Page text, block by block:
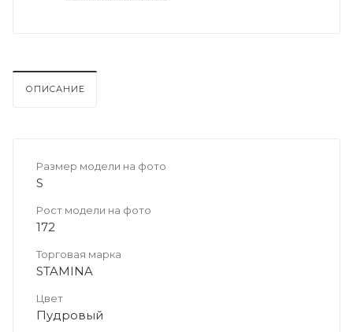
ОПИСАНИЕ
Размер модели на фото
S
Рост модели на фото
172
Торговая марка
STAMINA
Цвет
Пудровый